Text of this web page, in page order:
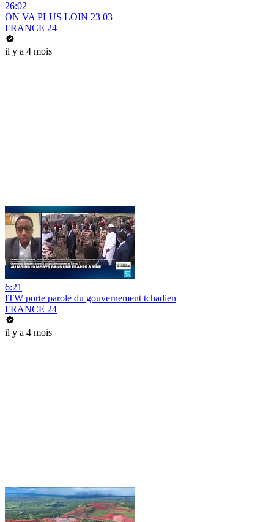
26:02
ON VA PLUS LOIN 23 03
FRANCE 24
il y a 4 mois
6:21
ITW porte parole du gouvernement tchadien
FRANCE 24
il y a 4 mois